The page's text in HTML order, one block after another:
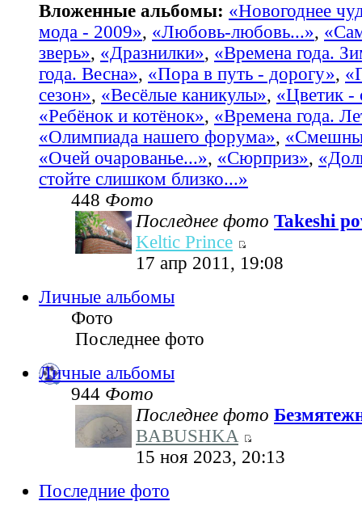
Вложенные альбомы: «Новогоднее
мода - 2009», «Любовь-любовь...»,
зверь», «Дразнилки», «Времена года.
года. Весна», «Пора в путь - дорогу»,
сезон», «Весёлые каникулы», «Цветик -
«Ребёнок и котёнок», «Времена года.
«Олимпиада нашего форума»,
«Очей очарованье...», «Сюрприз»,
стойте слишком близко...»
448 Фото
Последнее фото Takeshi
Keltic Prince
17 апр 2011, 19:08
Личные альбомы
Фото
Последнее фото
Личные альбомы
944 Фото
Последнее фото
BABUSHKA
15 ноя 2023, 20:13
Последние фото